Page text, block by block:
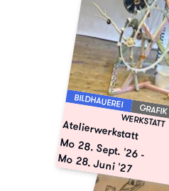
BILDHAUEREI GRAFIK
WERKSTATT
Atelierwerkstatt
Mo 28. Sept. '26-
Mo 28. Juni '27